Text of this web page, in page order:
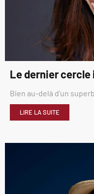
Le dernier cercle
Bien au-delà d’un
LIRE LA SUITE